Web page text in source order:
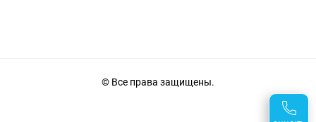
© Все права защищены.